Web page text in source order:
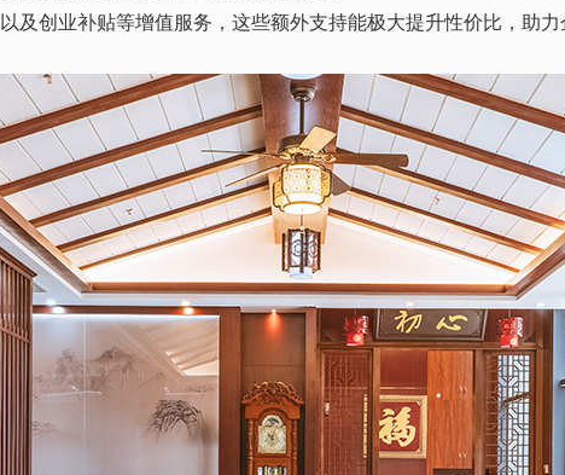
以及创业补贴等增值服务，这些额外支持能极大提升性价比，助力